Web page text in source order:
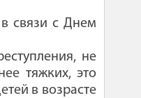
связи с Днем
не
тяжких, это
в возрасте